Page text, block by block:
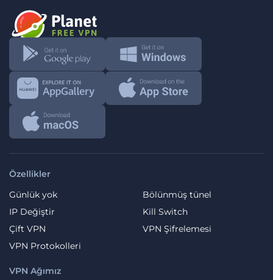
Özellikler
Günlük yok
Bölünmüş tünel
IP Değiştir
Kill Switch
Çift VPN
VPN Şifrelemesi
VPN Protokolleri
VPN Ağımız